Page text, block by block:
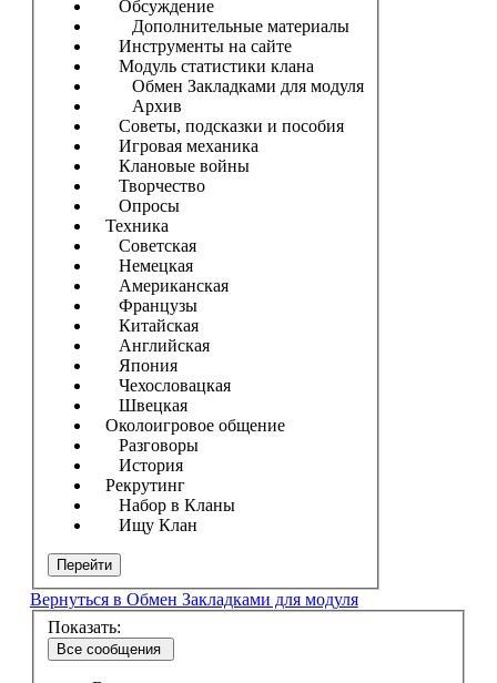
Обсуждение
Дополнительные материалы
Инструменты на сайте
Модуль статистики клана
Обмен Закладками для модуля
Архив
Советы, подсказки и пособия
Игровая механика
Клановые войны
Творчество
Опросы
Техника
Советская
Немецкая
Американская
Французы
Китайская
Английская
Япония
Чехословацкая
Швецкая
Околоигровое общение
Разговоры
История
Рекрутинг
Набор в Кланы
Ищу Клан
Перейти
Вернуться в Обмен Закладками для модуля
Показать:
Все сообщения